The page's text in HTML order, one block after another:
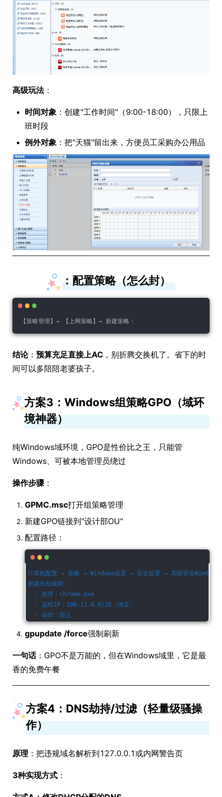
高级玩法：
时间对象 ：创建"工作时间"（9:00-18:00），只限上
班时段
例外对象 ：把"天猫"留出来，方便员工采购办公用品
：配置策略（怎么封）
【策略管理】→ 【上网策略】→ 新建策略：
结论： 预算充足直接上AC ，别折腾交换机了。省下的时
间可以多陪陪老婆孩子。
方案3：Windows组策略GPO（域环
境神器）
纯Windows域环境，GPO是性价比之王，只能管
Windows、可被本地管理员绕过
操作步骤：
GPMC.msc打开组策略管理
新建GPO链接到"设计部OU"
配置路径：
计算机配置 → 策略 → Windows设置 → 安全设置 → 高级安全Windows
新建出站规则：
- 程序：chrome.exe
- 远程IP：106.11.0.0/16（淘宝）
- 动作：阻止
gpupdate /force强制刷新
一句话：GPO不是万能的，但在Windows域里，它是最
香的免费午餐
方案4：DNS劫持/过滤（轻量级骚操
作）
原理 ：把违规域名解析到127.0.0.1或内网警告页
3种实现方式 ：